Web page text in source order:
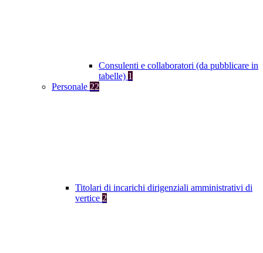
Consulenti e collaboratori (da pubblicare in
tabelle) 1
Personale 22
Titolari di incarichi dirigenziali amministrativi di
vertice 2